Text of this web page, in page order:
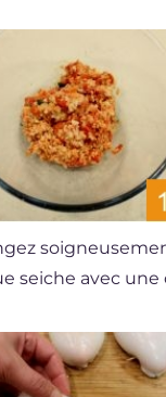
seiche avec